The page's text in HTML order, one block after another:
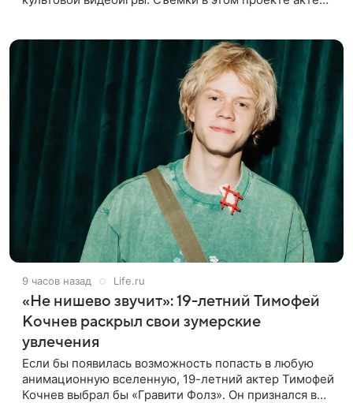
9 часов назад Life.ru
«Не нишево звучит»: 19-летний Тимофей
Кочнев раскрыл свои зумерские
увлечения
Если бы появилась возможность попасть в любую
анимационную вселенную, 19-летний актер Тимофей
Кочнев выбрал бы «Гравити Фолз». Он признался в